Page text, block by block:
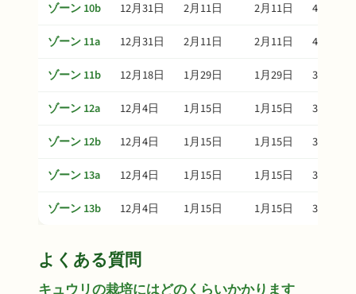
ゾーン 10b 12月31日 2月11日 2月11日
4月2日
ゾーン 11a
12月31日 2月11日 2月11日
4月2日
ゾーン 11b
12月18日 1月29日 1月29日
3月20日
ゾーン 12a
12月4日 1月15日 1月15日
3月6日
ゾーン 12b
12月4日 1月15日 1月15日
3月6日
ゾーン 13a
12月4日 1月15日 1月15日
3月6日
ゾーン 13b
12月4日 1月15日 1月15日 3月6日
よくある質問
キュウリの栽培にはどのくらいかかります